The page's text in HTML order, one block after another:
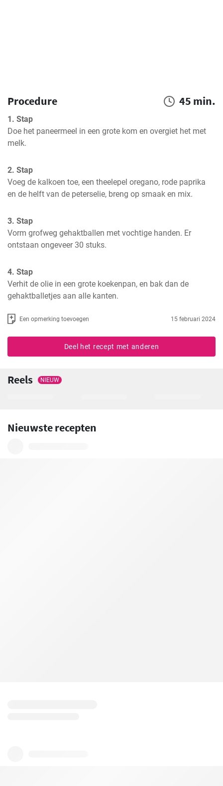
Procedure 45 min.
1. Stap
Doe het paneermeel in een grote kom en overgiet het met
melk.
2. Stap
Voeg de kalkoen toe, een theelepel oregano, rode paprika
en de helft van de peterselie, breng op smaak en mix.
3. Stap
Vorm grofweg gehaktballen met vochtige handen. Er
ontstaan ongeveer 30 stuks.
4. Stap
Verhit de olie in een grote koekenpan, en bak dan de
gehaktballetjes aan alle kanten.
Een opmerking toevoegen 15 februari 2024
Deel het recept met anderen
Reels NIEUW
Nieuwste recepten